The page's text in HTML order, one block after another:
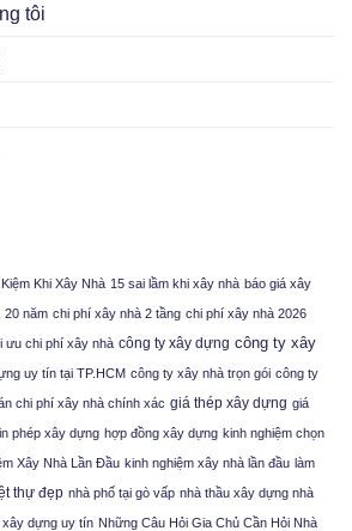
tôi
Khi Xây Nhà 15 sai lầm khi xây nhà báo giá xây
20 năm chi phí xây nhà 2 tầng chi phí xây nhà 2026
ưu chi phí xây nhà công ty xây dựng công ty xây
uy tín tại TP.HCM công ty xây nhà trọn gói công ty
chi phí xây nhà chính xác giá thép xây dựng giá
phép xây dựng hợp đồng xây dựng kinh nghiệm chọn
Xây Nhà Lần Đầu kinh nghiệm xây nhà lần đầu làm
thự đẹp nhà phố tại gò vấp nhà thầu xây dựng nhà
xây dựng uy tín Những Câu Hỏi Gia Chủ Cần Hỏi Nhà